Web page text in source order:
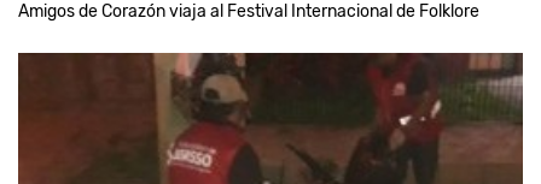
Amigos de Corazón viaja al Festival Internacional de Folklore